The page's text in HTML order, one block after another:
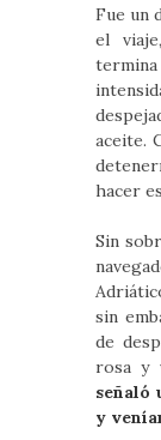
Fue un
el
termina
aceite.
hacer
Sin
sin
de
rosa y
señaló
y